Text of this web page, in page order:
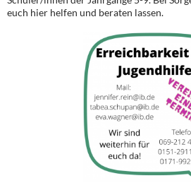
euch hier helfen und beraten lassen.